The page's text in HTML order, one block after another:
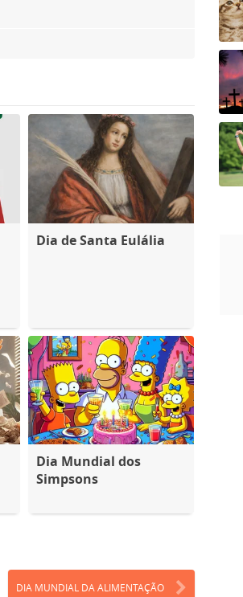
Dia de Santa Eulália
Dia Mundial dos
Simpsons
DIA MUNDIAL DA ALIMENTAÇÃO